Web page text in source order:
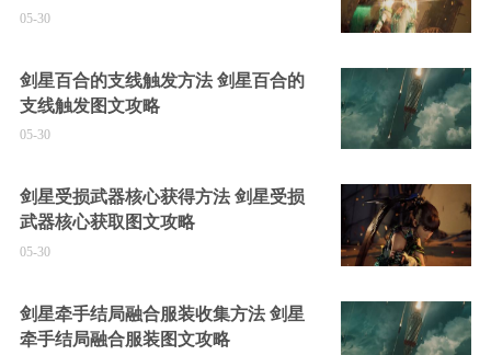
05-30
剑星百合的支线触发方法 剑星百合的
支线触发图文攻略
05-30
剑星受损武器核心获得方法 剑星受损
武器核心获取图文攻略
05-30
剑星牵手结局融合服装收集方法 剑星
牵手结局融合服装图文攻略